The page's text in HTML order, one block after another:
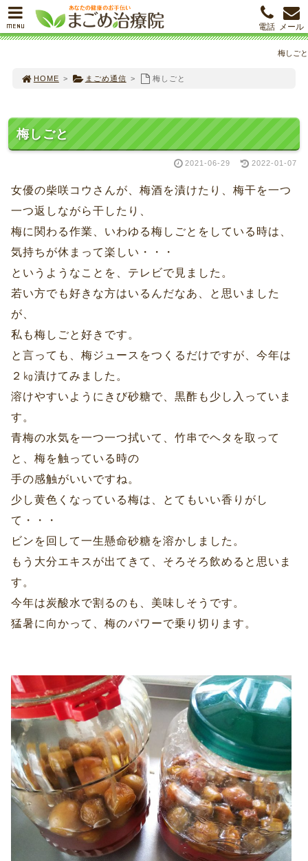
梅しごと
HOME > まごめ通信 > 梅しごと
梅しごと
2021-06-29 2022-01-07
女優の柴咲コウさんが、梅酒を漬けたり、梅干を一つ
一つ返しながら干したり、
梅に関わる作業、いわゆる梅しごとをしている時は、
気持ちが休まって楽しい・・・
というようなことを、テレビで見ました。
若い方でも好きな方はいるんだなあ、と思いました
が、
私も梅しごと好きです。
と言っても、梅ジュースをつくるだけですが、今年は
２㎏漬けてみました。
溶けやすいようにきび砂糖で、黒酢も少し入っていま
す。
青梅の水気を一つ一つ拭いて、竹串でヘタを取って
と、梅を触っている時の
手の感触がいいですね。
少し黄色くなっている梅は、とてもいい香りがし
て・・・
ビンを回して一生懸命砂糖を溶かしました。
もう大分エキスが出てきて、そろそろ飲めると思いま
す。
今年は炭酸水で割るのも、美味しそうです。
猛暑に向かって、梅のパワーで乗り切ります。
MENU メール
電話